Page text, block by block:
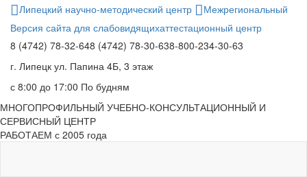
Липецкий научно-методический центр
Межрегиональный
аттестационный центр
Версия сайта для слабовидящих
8 (4742) 78-32-648 (4742) 78-30-638-800-234-30-63
г. Липецк ул. Папина 4Б, 3 этаж
с 8:00 до 17:00 По будням
МНОГОПРОФИЛЬНЫЙ УЧЕБНО-КОНСУЛЬТАЦИОННЫЙ И
СЕРВИСНЫЙ ЦЕНТР
РАБОТАЕМ с 2005 года